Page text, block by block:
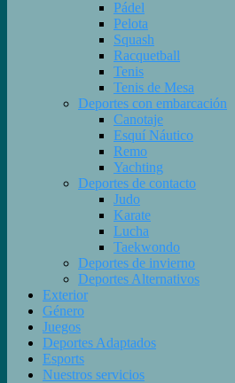
Pádel
Pelota
Squash
Racquetball
Tenis
Tenis de Mesa
Deportes con embarcación
Canotaje
Esquí Náutico
Remo
Yachting
Deportes de contacto
Judo
Karate
Lucha
Taekwondo
Deportes de invierno
Deportes Alternativos
Exterior
Género
Juegos
Deportes Adaptados
Esports
Nuestros servicios